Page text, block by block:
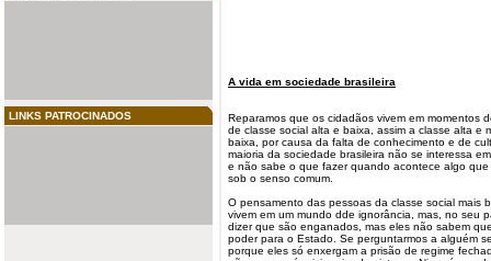
LINKS PATROCINADOS
A vida em sociedade brasileira
Reparamos que os cidadãos vivem em momentos
de classe social alta e baixa, assim a classe alta e
baixa, por causa da falta de conhecimento e de
maioria da sociedade brasileira não se interessa
e não sabe o que fazer quando acontece algo
sob o senso comum.
O pensamento das pessoas da classe social mais
vivem em um mundo dde ignorância, mas, no seu
dizer que são enganados, mas eles não sabem
poder para o Estado. Se perguntarmos a alguém
porque eles só enxergam a prisão de regime